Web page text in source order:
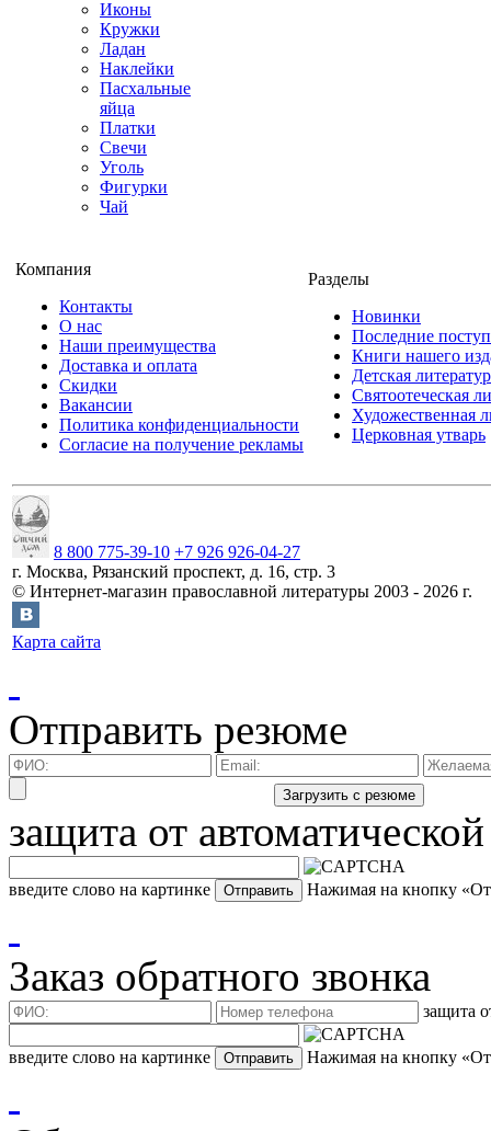
Иконы
Кружки
Ладан
Наклейки
Пасхальные
яйца
Платки
Свечи
Уголь
Фигурки
Чай
Компания
Контакты
О нас
Наши преимущества
Доставка и оплата
Скидки
Вакансии
Политика конфиденциальности
Согласие на получение рекламы
Разделы
Новинки
Последние
Книги нашего
Детская
Святоотеческая
Художественная
Церковная утварь
8 800 775-39-10 +7 926 926-04-27
г. Москва, Рязанский проспект, д. 16, стр. 3
© Интернет-магазин православной литературы 2003 - 2026 г.
Карта сайта
Отправить резюме
защита от
введите слово на картинке Нажимая на кнопку
Заказ обратного звонка
защита
введите слово на картинке Нажимая на кнопку